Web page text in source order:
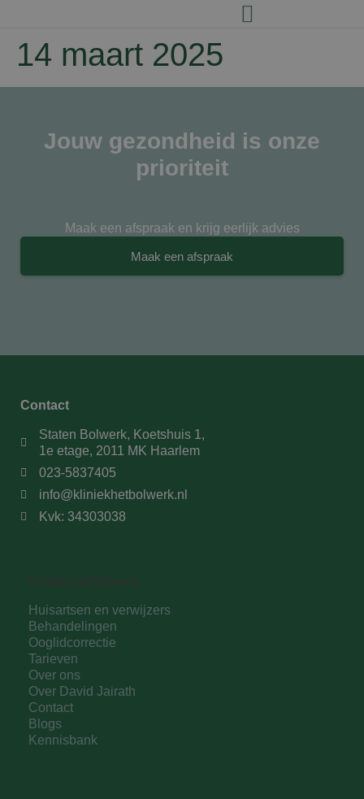
14 maart 2025
Jouw gezondheid is onze
prioriteit
Maak een afspraak en krijg eerlijk advies
Maak een afspraak
Contact
Staten Bolwerk, Koetshuis 1,
1e etage, 2011 MK Haarlem
023-5837405
info@kliniekhetbolwerk.nl
Kvk: 34303038
Kliniek het Bolwerk
Huisartsen en verwijzers
Behandelingen
Ooglidcorrectie
Tarieven
Over ons
Over David Jairath
Contact
Blogs
Kennisbank